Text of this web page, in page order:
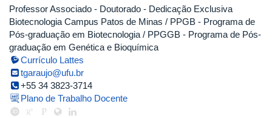
Professor Associado - Doutorado - Dedicação Exclusiva
Biotecnologia Campus Patos de Minas / PPGB - Programa de
Pós-graduação em Biotecnologia / PPGGB - Programa de Pós-
graduação em Genética e Bioquímica
Currículo Lattes
tgaraujo@ufu.br
+55 34 3823-3714
Plano de Trabalho Docente